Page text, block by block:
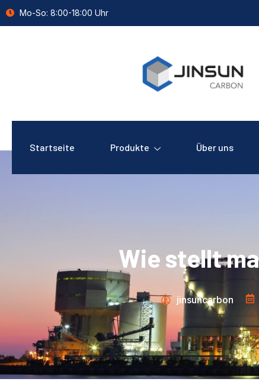
Mo-So: 8:00-18:00 Uhr
Startseite Produkte Über uns
Wie stellt
jinsuncarbon